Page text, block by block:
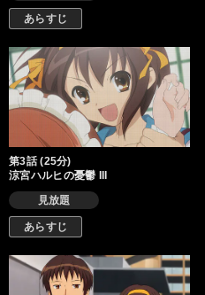
あらすじ
第3話 (25分)
涼宮ハルヒの憂鬱 III
見放題
あらすじ